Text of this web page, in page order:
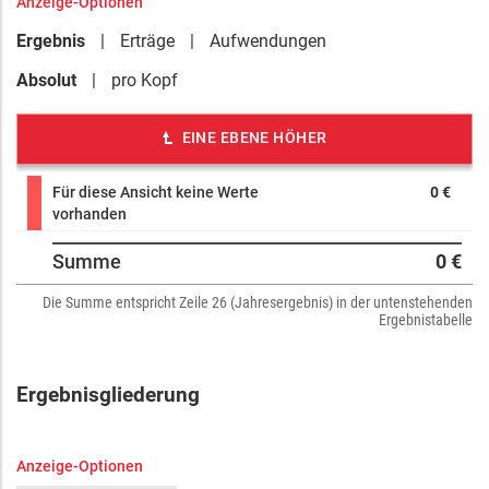
Ergebnis Erträge
Aufwendungen
Absolut
pro Kopf
EINE EBENE HÖHER
Für diese Ansicht keine Werte
vorhanden
0 €
Summe 0 €
Die Summe entspricht Zeile 26 (Jahresergebnis) in der untenstehenden
Ergebnistabelle
Ergebnisgliederung
Anzeige-Optionen